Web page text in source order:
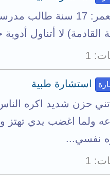
✅ العمر: 17 سنة طالب
القادمة) لا أتناول أدوية
1
استشارة طبية
ياتني حزن شديد اكره
ولما اغضب يدي تهتز
نفسي...
1